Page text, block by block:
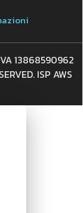
13868590962
ISP AWS